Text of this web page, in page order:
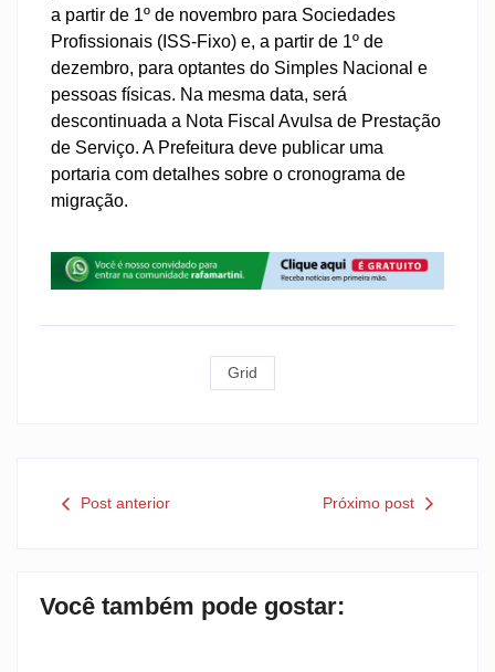
a partir de 1º de novembro para Sociedades
Profissionais (ISS-Fixo) e, a partir de 1º de
dezembro, para optantes do Simples Nacional e
pessoas físicas. Na mesma data, será
descontinuada a Nota Fiscal Avulsa de Prestação
de Serviço. A Prefeitura deve publicar uma
portaria com detalhes sobre o cronograma de
migração.
Grid
Post anterior Próximo post
Você também pode gostar: